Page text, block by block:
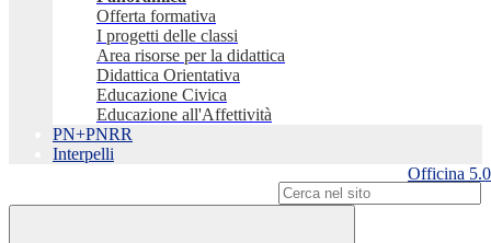
Offerta formativa
I progetti delle classi
Area risorse per la didattica
Didattica Orientativa
Educazione Civica
Educazione all'Affettività
PN+PNRR
Interpelli
Officina 5.0